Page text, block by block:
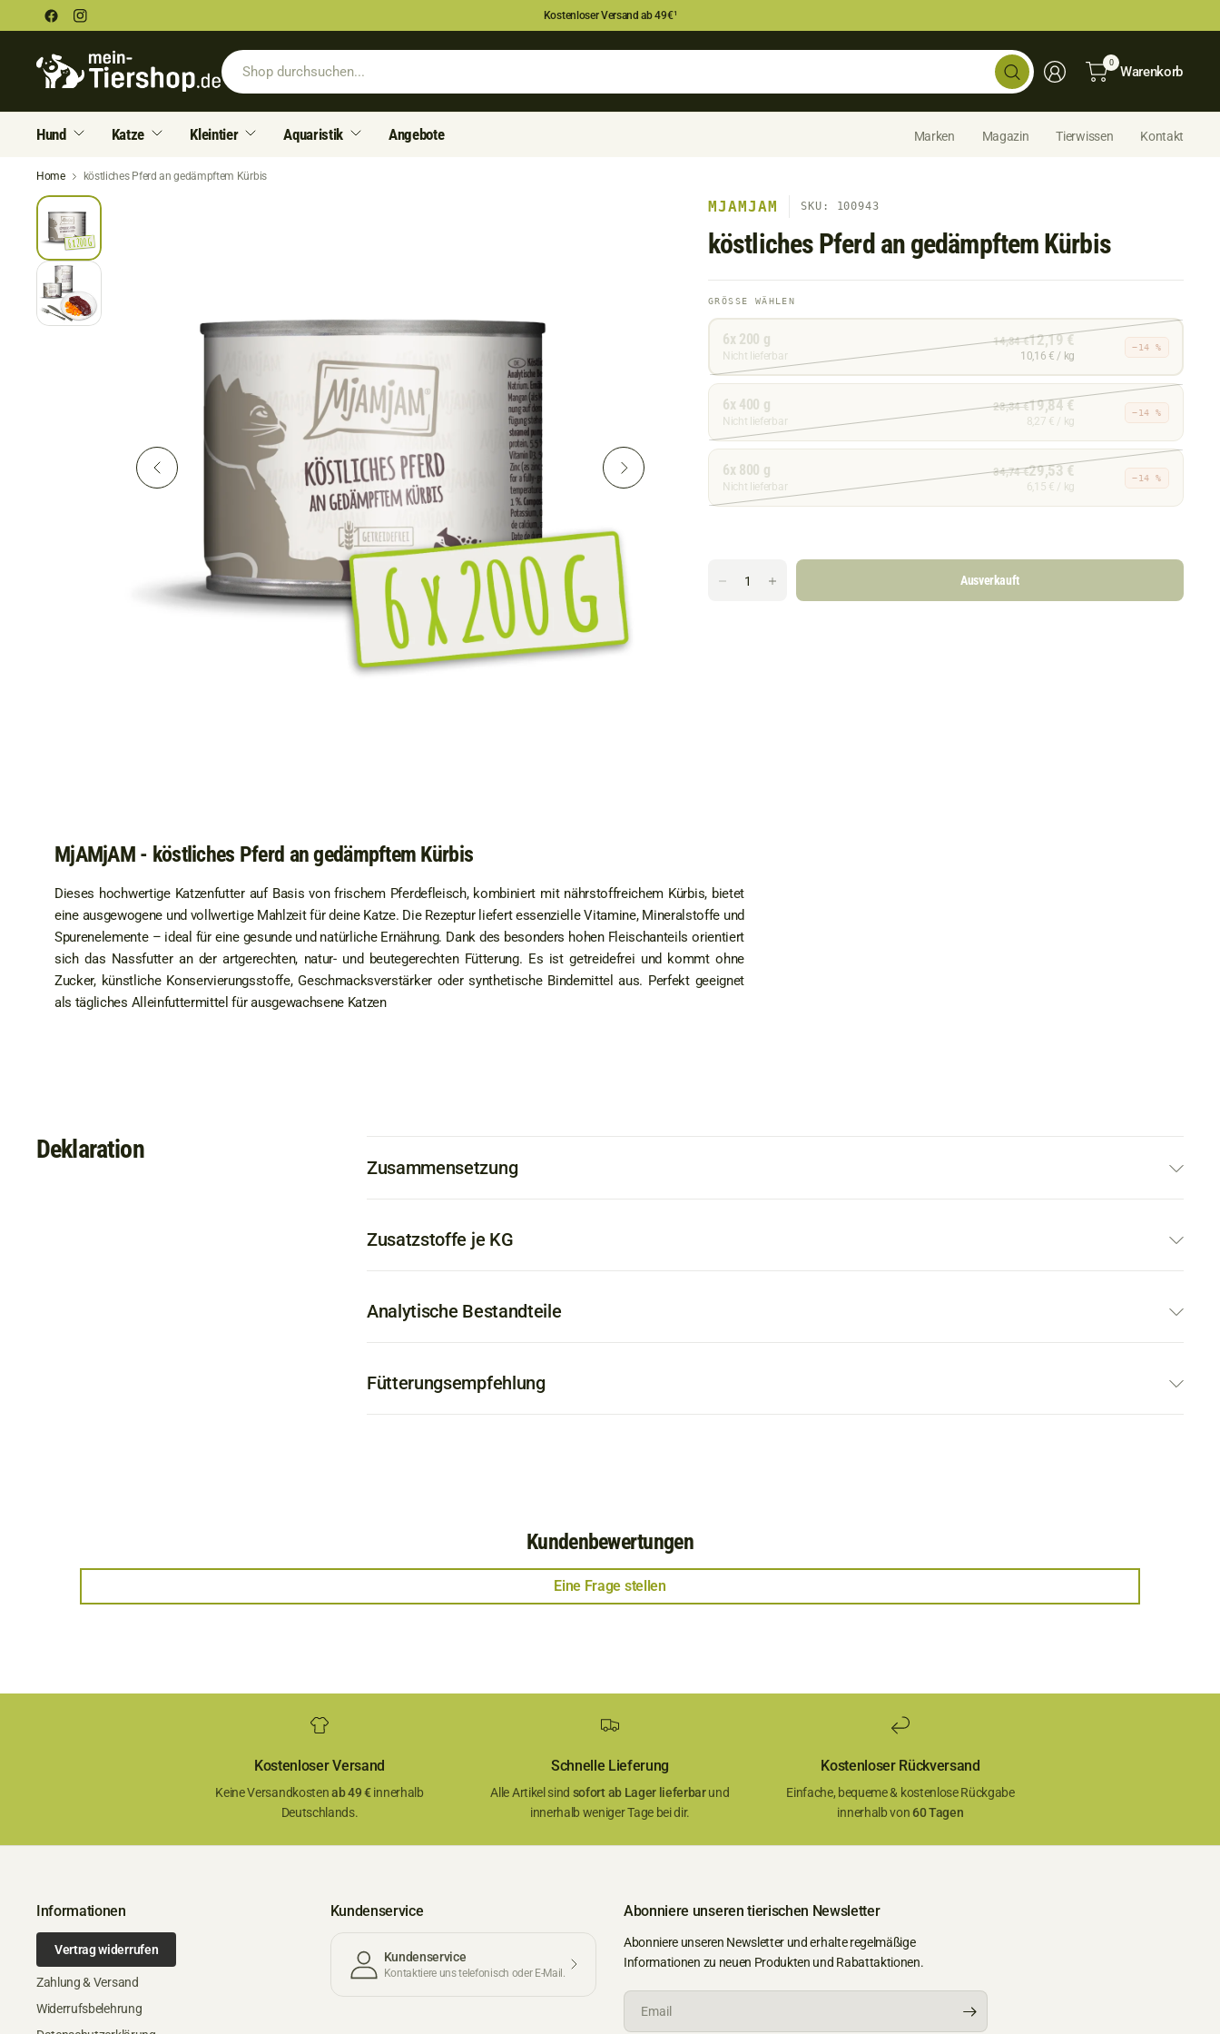
Kostenloser Versand ab 49€¹
Shop
durchsuchen...
0
Warenkorb
Hund Katze Kleintier Aquaristik Angebote Marken Magazin Tierwissen Kontakt
Home köstliches Pferd an gedämpftem Kürbis
MJAMJAM SKU: 100943
köstliches Pferd an gedämpftem Kürbis
Größe
wählen
GRÖSSE WÄHLEN
6x 200 g
Nicht lieferbar
14,34 €12,19 €
10,16 € / kg
−14 %
6x 400 g
Nicht lieferbar
23,34 €19,84 €
8,27 € / kg
−14 %
6x 800 g
Nicht lieferbar
34,74 €29,53 €
6,15 € / kg
−14 %
Ausverkauft
MjAMjAM - köstliches Pferd an gedämpftem Kürbis
Dieses hochwertige Katzenfutter auf Basis von frischem Pferdefleisch, kombiniert mit nährstoffreichem Kürbis, bietet
eine ausgewogene und vollwertige Mahlzeit für deine Katze. Die Rezeptur liefert essenzielle Vitamine, Mineralstoffe und
Spurenelemente – ideal für eine gesunde und natürliche Ernährung. Dank des besonders hohen Fleischanteils orientiert
sich das Nassfutter an der artgerechten, natur- und beutegerechten Fütterung. Es ist getreidefrei und kommt ohne
Zucker, künstliche Konservierungsstoffe, Geschmacksverstärker oder synthetische Bindemittel aus. Perfekt geeignet
als tägliches Alleinfuttermittel für ausgewachsene Katzen
Deklaration
Zusammensetzung
Zusatzstoffe je KG
Analytische Bestandteile
Fütterungsempfehlung
Kundenbewertungen
Eine Frage stellen
Kostenloser Versand
Keine Versandkostenab 49 €innerhalb
Deutschlands.
Schnelle Lieferung
Alle Artikel sind sofort ab Lager lieferbarund
innerhalb weniger Tage bei dir.
Kostenloser Rückversand
Einfache, bequeme & kostenlose Rückgabe
innerhalb von60 Tagen
Informationen
Vertrag widerrufen
Zahlung & Versand
Widerrufsbelehrung
Kundenservice
Kundenservice
Kontaktiere uns telefonisch oder E-Mail.
Abonniere unseren tierischen Newsletter
Abonniere unseren Newsletter und erhalte regelmäßige
Informationen zu neuen Produkten und Rabattaktionen.
Email